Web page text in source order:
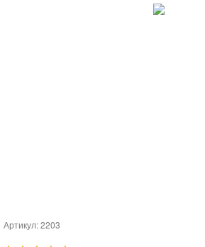
Артикул:2203